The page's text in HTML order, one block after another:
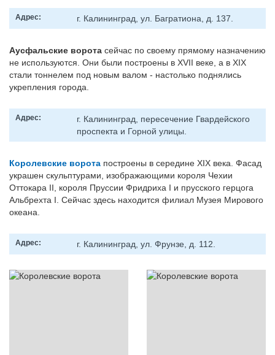
Адрес: г. Калининград, ул. Багратиона, д. 137.
Аусфальские ворота сейчас по своему прямому назначению
не используются. Они были построены в XVII веке, а в XIX
стали тоннелем под новым валом - настолько поднялись
укрепления города.
Адрес:
г. Калининград, пересечение Гвардейского
проспекта и Горной улицы.
Королевские ворота построены в середине XIX века. Фасад
украшен скульптурами, изображающими короля Чехии
Оттокара II, короля Пруссии Фридриха I и прусского герцога
Альбрехта I. Сейчас здесь находится филиал Музея Мирового
океана.
Адрес: г. Калининград, ул. Фрунзе, д. 112.